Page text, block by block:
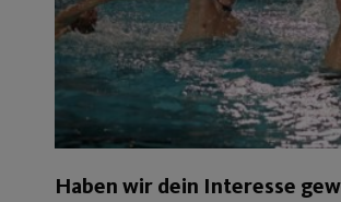
Haben wir dein Interesse